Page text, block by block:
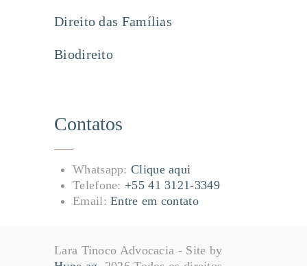
Direito das Famílias
Biodireito
Contatos
Whatsapp:Clique aqui
Telefone: +55 41 3121-3349
Email:Entre em contato
Lara Tinoco Advocacia - Site by